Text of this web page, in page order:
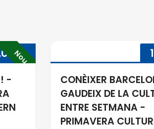
- TARDOR CULTURAL!
BARCELONA! - GAUDEIX DE LA CULTURA
Nou
€
-
CONÈIXER
GAUDEIX DE LA
ENTRE SETMANA -
PRIMAVERA